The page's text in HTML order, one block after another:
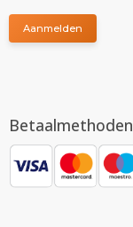
Aanmelden
Betaalmethoden